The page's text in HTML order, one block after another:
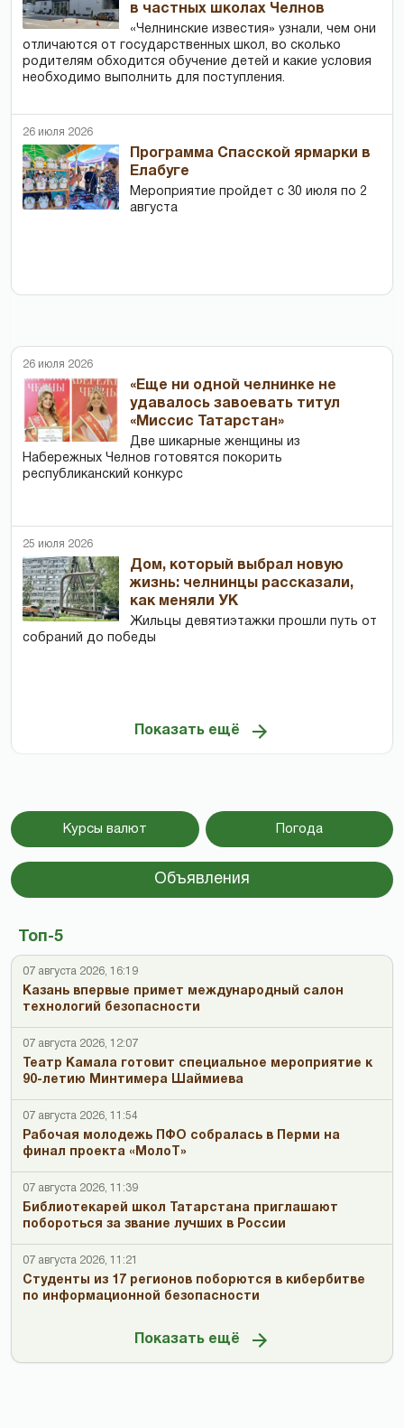
в частных школах Челнов
«Челнинские известия» узнали, чем они
отличаются от государственных школ, во сколько
родителям обходится обучение детей и какие условия
необходимо выполнить для поступления.
26 июля 2026
Программа Спасской ярмарки в
Елабуге
Мероприятие пройдет с 30 июля по 2
августа
26 июля 2026
«Еще ни одной челнинке не
удавалось завоевать титул
«Миссис Татарстан»
Две шикарные женщины из
Набережных Челнов готовятся покорить
республиканский конкурс
25 июля 2026
Дом, который выбрал новую
жизнь: челнинцы рассказали,
как меняли УК
Жильцы девятиэтажки прошли путь от
собраний до победы
Показать ещё
Курсы валют Погода
Объявления
Топ-5
07 августа 2026, 16:19
Казань впервые примет международный салон
технологий безопасности
07 августа 2026, 12:07
Театр Камала готовит специальное мероприятие к
90-летию Минтимера Шаймиева
07 августа 2026, 11:54
Рабочая молодежь ПФО собралась в Перми на
финал проекта «МолоТ»
07 августа 2026, 11:39
Библиотекарей школ Татарстана приглашают
побороться за звание лучших в России
07 августа 2026, 11:21
Студенты из 17 регионов поборются в кибербитве
по информационной безопасности
Показать ещё